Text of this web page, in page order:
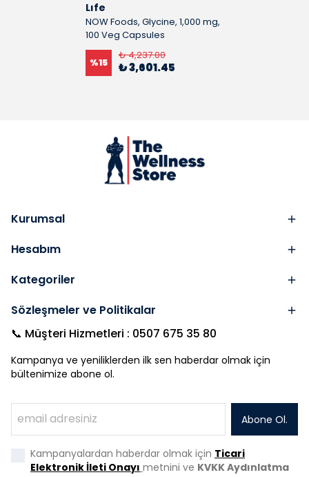
Lıfe
NOW Foods, Glycine, 1,000 mg,
100 Veg Capsules
%15
₺ 4,237.00
₺ 3,601.45
Kurumsal
Hesabım
Kategoriler
Sözleşmeler ve Politikalar
📞 Müşteri Hizmetleri : 0507 675 35 80
Kampanya ve yeniliklerden ilk sen haberdar olmak için
bültenimize abone ol.
Abone Ol.
Kampanyalardan haberdar olmak için Ticari
Elektronik İleti Onayı metnini ve KVKK Aydınlatma